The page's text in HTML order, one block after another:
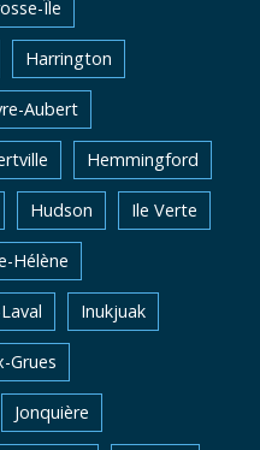
Île
Harrington
Aubert
Hemmingford
Hudson Ile Verte
Hélène
Inukjuak
Grues
Jonquière